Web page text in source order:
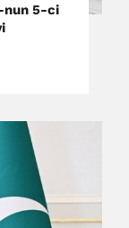
nun 5-ci